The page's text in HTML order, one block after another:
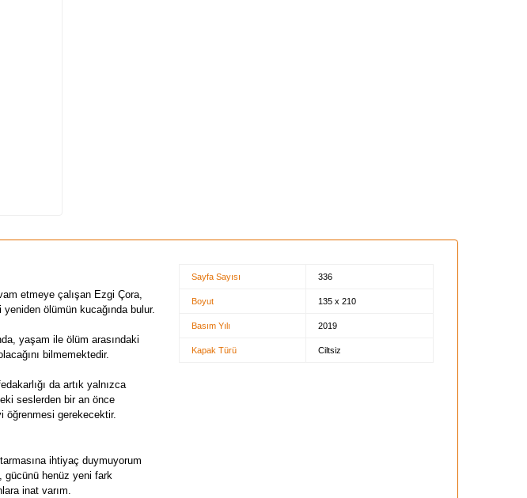
etmeye çalışan Ezgi Çora,
ölümün kucağında bulur.
yaşam ile ölüm arasındaki
bilmemektedir.
da artık yalnızca
seslerden bir an önce
öğrenmesi gerekecektir.
ihtiyaç duymuyorum
gücünü henüz yeni fark
inat varım.
Sayfa Sayısı 336
Boyut 135 x 210
Basım Yılı 2019
Kapak Türü Ciltsiz